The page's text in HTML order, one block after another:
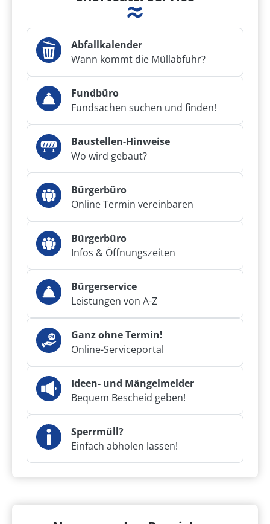
Abfallkalender
Wann kommt die Müllabfuhr?
Fundbüro
Fundsachen suchen und finden!
Baustellen-Hinweise
Wo wird gebaut?
Bürgerbüro
Online Termin vereinbaren
Bürgerbüro
Infos & Öffnungszeiten
Bürgerservice
Leistungen von A-Z
Ganz ohne Termin!
Online-Serviceportal
Ideen- und Mängelmelder
Bequem Bescheid geben!
Sperrmüll?
Einfach abholen lassen!